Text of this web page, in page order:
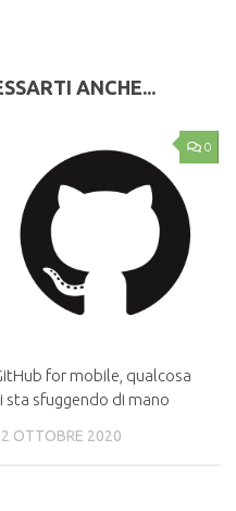
ANCHE...
0
for mobile, qualcosa
sta sfuggendo di mano
OTTOBRE 2020